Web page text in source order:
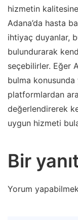
hizmetin
Adana’da hasta
ihtiyaç duyanlar,
bulundurarak
seçebilirler. Eğer
bulma konusunda
platformlardan
değerlendirerek
uygun hizmeti
Bir
Yorum